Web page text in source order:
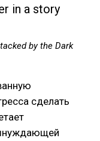
in a story
by the Dark
сделать